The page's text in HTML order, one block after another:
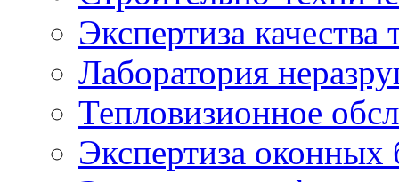
Экспертиза качества
Лаборатория
Тепловизионное
Экспертиза оконных